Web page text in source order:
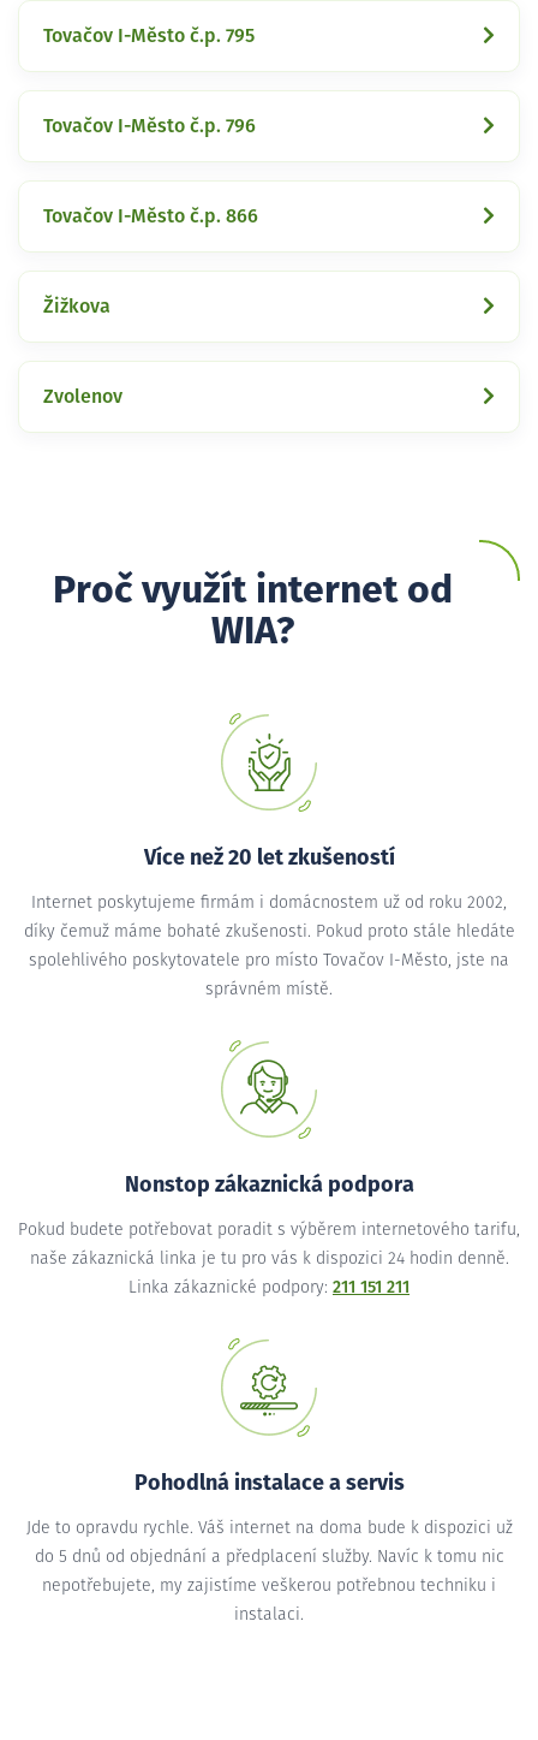
Tovačov I-Město č.p. 795
Tovačov I-Město č.p. 796
Tovačov I-Město č.p. 866
Žižkova
Zvolenov
Proč využít internet od
WIA?
Více než 20 let zkušeností
Internet poskytujeme firmám i domácnostem už od roku 2002,
díky čemuž máme bohaté zkušenosti. Pokud proto stále hledáte
spolehlivého poskytovatele pro místo Tovačov I-Město, jste na
správném místě.
Nonstop zákaznická podpora
Pokud budete potřebovat poradit s výběrem internetového tarifu,
naše zákaznická linka je tu pro vás k dispozici 24 hodin denně.
Linka zákaznické podpory: 211 151 211
Pohodlná instalace a servis
Jde to opravdu rychle. Váš internet na doma bude k dispozici už
do 5 dnů od objednání a předplacení služby. Navíc k tomu nic
nepotřebujete, my zajistíme veškerou potřebnou techniku i
instalaci.